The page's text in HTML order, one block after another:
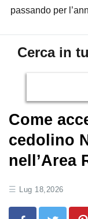
passando per
Cerca in
Come
cedolino
nell’Area
Lug 18,2026